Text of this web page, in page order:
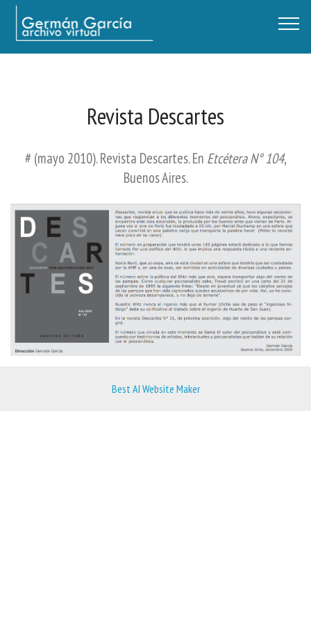
Germán García - Archivo Virtual / Centro Descartes, Buenos Aires
Revista Descartes
# (mayo 2010). Revista Descartes. En Etcétera N° 104,
Buenos Aires.
Best AI Website Maker